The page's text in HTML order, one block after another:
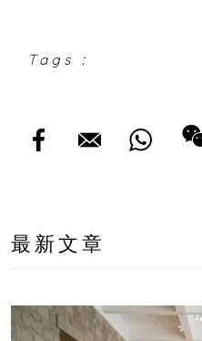
Tags :
最新文章